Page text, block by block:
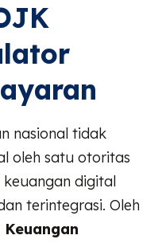
nasional tidak
oleh satu otoritas
keuangan digital
terintegrasi. Oleh